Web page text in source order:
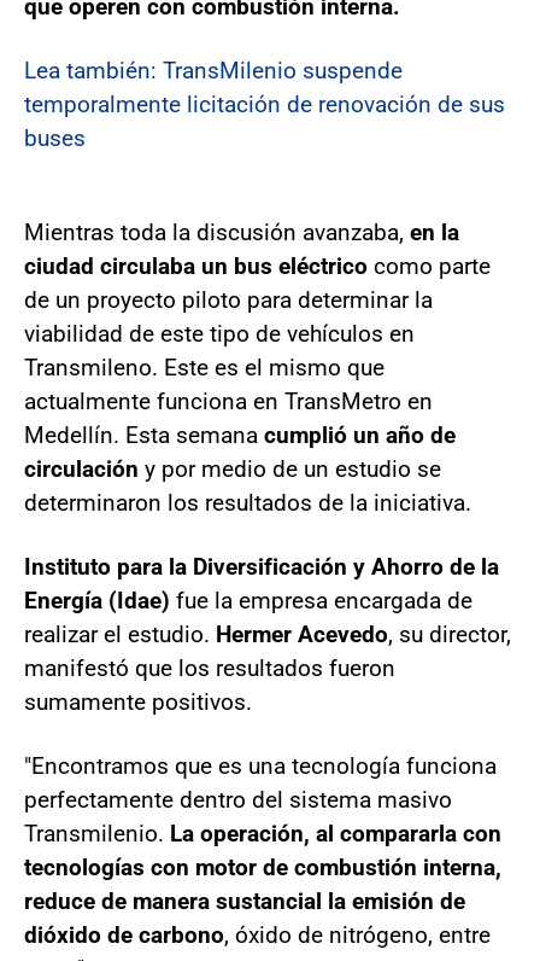
que operen con combustión interna.
Lea también: TransMilenio suspende
temporalmente licitación de renovación de sus
buses
Mientras toda la discusión avanzaba, en la
ciudad circulaba un bus eléctrico como parte
de un proyecto piloto para determinar la
viabilidad de este tipo de vehículos en
Transmileno. Este es el mismo que
actualmente funciona en TransMetro en
Medellín. Esta semana cumplió un año de
circulación y por medio de un estudio se
determinaron los resultados de la iniciativa.
Instituto para la Diversificación y Ahorro de la
Energía (Idae) fue la empresa encargada de
realizar el estudio. Hermer Acevedo, su director,
manifestó que los resultados fueron
sumamente positivos.
"Encontramos que es una tecnología funciona
perfectamente dentro del sistema masivo
Transmilenio. La operación, al compararla con
tecnologías con motor de combustión interna,
reduce de manera sustancial la emisión de
dióxido de carbono, óxido de nitrógeno, entre